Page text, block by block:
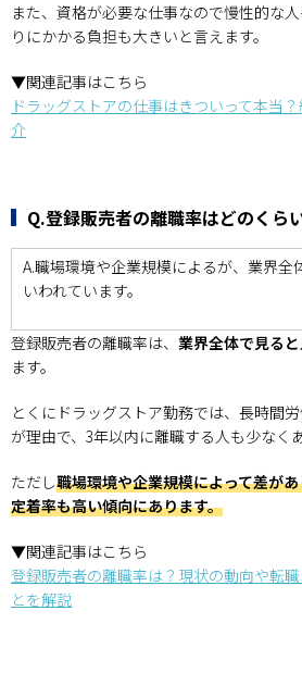
また、資格が必要な仕事なので慢性的な
りにかかる負担も大きいと言えます。
▼関連記事はこちら
ドラッグストアの仕事はきついって本当
介
Q.登録販売者の離職率はどのくら
A.職場環境や企業規模によるが、業界全
いわれています。
登録販売者の離職率は、 業界全体で見る
ます。
とくにドラッグストア勤務では、長時間
が理由で、3年以内に離職する人も少なく
ただし職場環境や企業規模によって差が
定着率も高い傾向にあります。
▼関連記事はこちら
登録販売者の離職率は？現状の動向や転
とを解説